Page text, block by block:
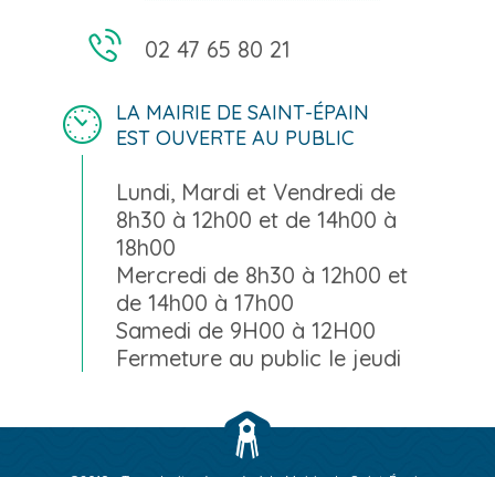
02 47 65 80 21
LA MAIRIE DE SAINT-ÉPAIN
EST OUVERTE AU PUBLIC
Lundi, Mardi et Vendredi de
8h30 à 12h00 et de 14h00 à
18h00
Mercredi de 8h30 à 12h00 et
de 14h00 à 17h00
Samedi de 9H00 à 12H00
Fermeture au public le jeudi